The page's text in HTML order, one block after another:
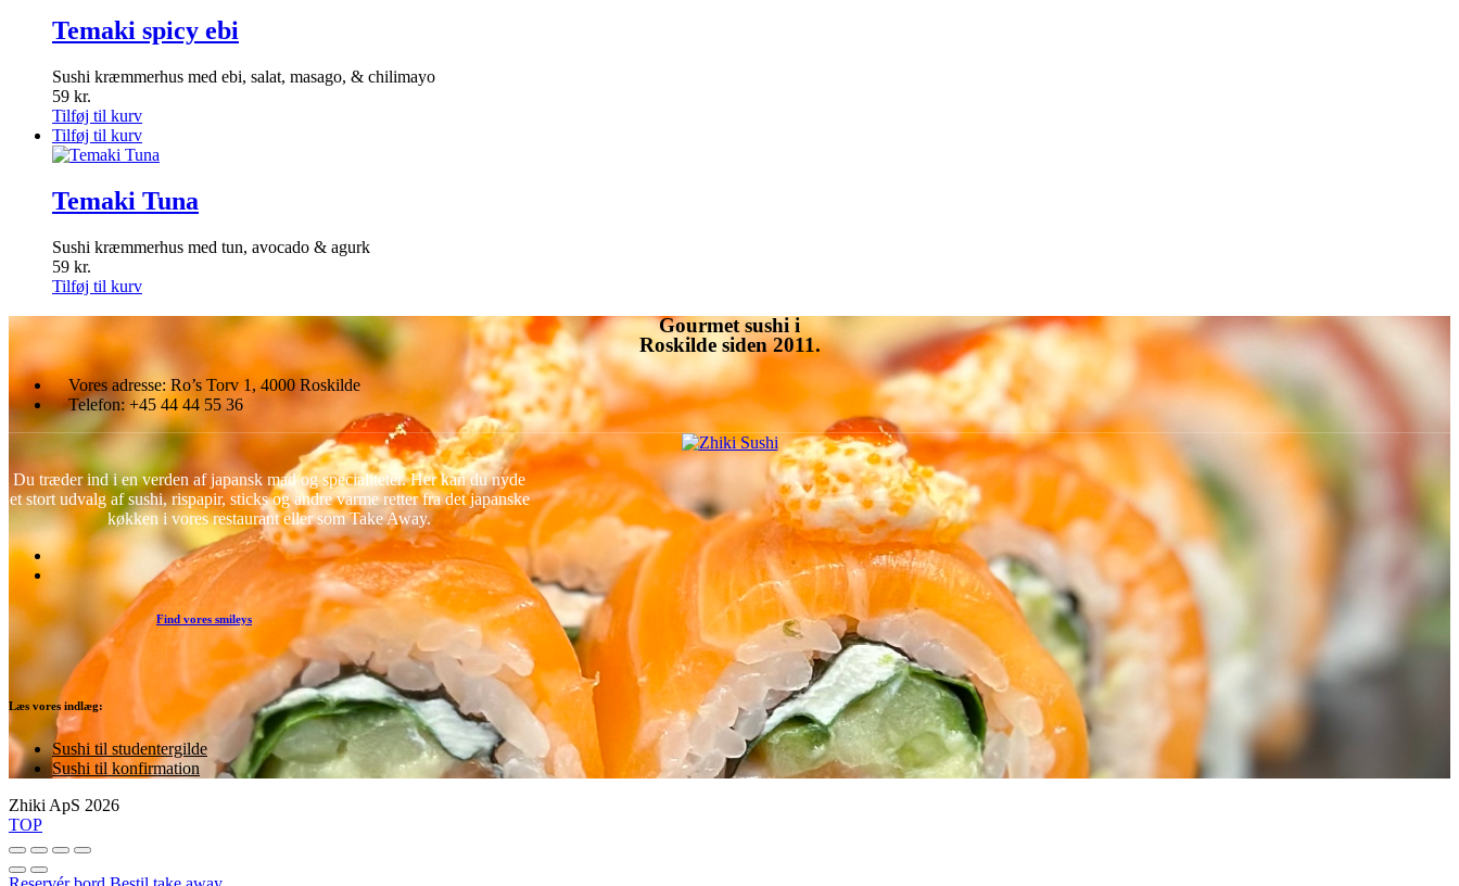
Temaki spicy ebi
Sushi kræmmerhus med ebi, salat, masago, & chilimayo
59 kr.
Tilføj til kurv
Tilføj til kurv
Temaki Tuna
Sushi kræmmerhus med tun, avocado & agurk
59 kr.
Tilføj til kurv
Gourmetsushi i
Roskilde siden 2011.
Vores adresse:Ro’s Torv 1, 4000 Roskilde
Telefon: +45 44 44 55 36
Du træder ind i en verden af japansk mad og specialiteter. Her kan du nyde
et stort udvalg af sushi, rispapir, sticks og andre varme retter fra det japanske
køkken i vores restaurant eller som Take Away.
Find vores smileys
Læs vores indlæg:
Sushi til studentergilde
Sushi til konfirmation
Zhiki ApS 2026
TOP